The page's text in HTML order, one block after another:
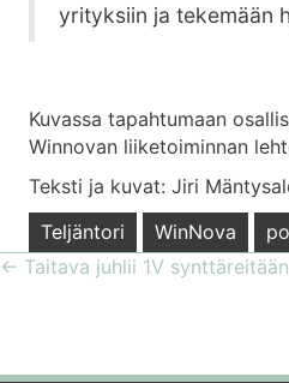
yrityksiin ja tekemään
Kuvassa tapahtumaan
Winnovan liiketoiminnan
Teksti ja kuvat: Jiri
Teljäntori
WinNova
POSTS
← Taitava juhlii 1V